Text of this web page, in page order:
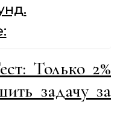
Только 2%
задачу за